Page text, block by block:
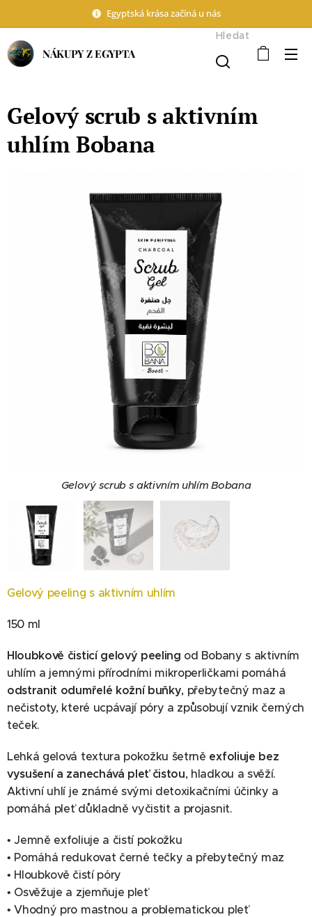
Egyptská krása začíná u nás
NÁKUPY Z EGYPTA
Hledat
Gelový scrub s aktivním
uhlím Bobana
Gelový scrub s aktivním uhlím Bobana
Gelový scrub s aktivním uhlím Bobana
Gelový peeling s aktivním uhlím
150 ml
Hloubkově čisticí gelový peeling od Bobany s aktivním
uhlím a jemnými přírodními mikroperličkami pomáhá
odstranit odumřelé kožní buňky, přebytečný maz a
nečistoty, které ucpávají póry a způsobují vznik černých
teček.
Lehká gelová textura pokožku šetrně exfoliuje bez
vysušení a zanechává pleť čistou, hladkou a svěží.
Aktivní uhlí je známé svými detoxikačními účinky a
pomáhá pleť důkladně vyčistit a projasnit.
• Jemně exfoliuje a čistí pokožku
• Pomáhá redukovat černé tečky a přebytečný maz
• Hloubkově čistí póry
• Osvěžuje a zjemňuje pleť
• Vhodný pro mastnou a problematickou pleť